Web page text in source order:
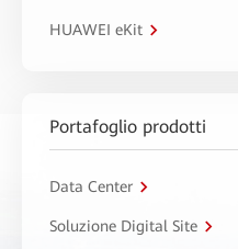
HUAWEI eKit
Portafoglio prodotti
Data Center
Soluzione Digital Site